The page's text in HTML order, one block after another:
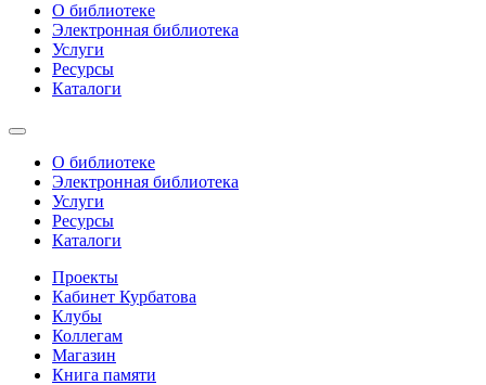
О библиотеке
Электронная библиотека
Услуги
Ресурсы
Каталоги
О библиотеке
Электронная библиотека
Услуги
Ресурсы
Каталоги
Проекты
Кабинет Курбатова
Клубы
Коллегам
Магазин
Книга памяти